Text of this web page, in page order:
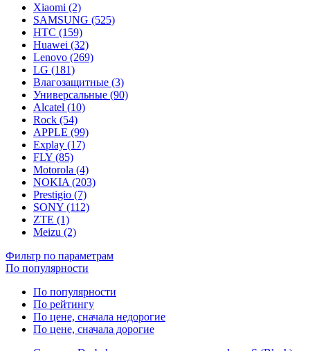
Xiaomi (2)
SAMSUNG (525)
HTC (159)
Huawei (32)
Lenovo (269)
LG (181)
Влагозащитные (3)
Универсальные (90)
Alcatel (10)
Rock (54)
APPLE (99)
Explay (17)
FLY (85)
Motorola (4)
NOKIA (203)
Prestigio (7)
SONY (112)
ZTE (1)
Meizu (2)
Фильтр по параметрам
По популярности
По популярности
По рейтингу
По цене, сначала недорогие
По цене, сначала дорогие